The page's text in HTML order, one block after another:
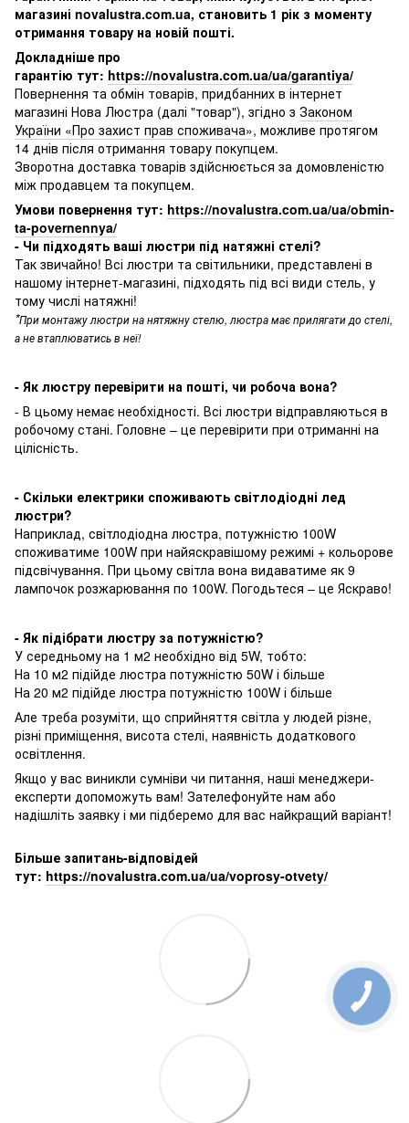
магазині novalustra.com.ua, становить 1 рік з моменту
отримання товару на новій пошті.
Докладніше про
гарантію тут: https://novalustra.com.ua/ua/garantiya/
Повернення та обмін товарів, придбанних в інтернет
магазині Нова Люстра (далі "товар"), згідно з Законом
України «Про захист прав споживача», можливе протягом
14 днів після отримання товару покупцем.
Зворотна доставка товарів здійснюється за домовленістю
між продавцем та покупцем.
Умови повернення тут: https://novalustra.com.ua/ua/obmin-
ta-povernennya/
- Чи підходять ваші люстри під натяжні стелі?
Так звичайно! Всі люстри та світильники, представлені в
нашому інтернет-магазині, підходять під всі види стель, у
тому числі натяжні!
*При монтажу люстри на нятяжну стелю, люстра має прилягати до стелі,
а не втаплюватись в неї!
- Як люстру перевірити на пошті, чи робоча вона?
- В цьому немає необхідності. Всі люстри відправляються в
робочому стані. Головне – це перевірити при отриманні на
цілісність.
- Скільки електрики споживають світлодіодні лед
люстри?
Наприклад, світлодіодна люстра, потужністю 100W
споживатиме 100W при найяскравішому режимі + кольорове
підсвічування. При цьому світла вона видаватиме як 9
лампочок розжарювання по 100W. Погодьтеся – це Яскраво!
- Як підібрати люстру за потужністю?
У середньому на 1 м2 необхідно від 5W, тобто:
На 10 м2 підійде люстра потужністю 50W і більше
На 20 м2 підійде люстра потужністю 100W і більше
Але треба розуміти, що сприйняття світла у людей різне,
різні приміщення, висота стелі, наявність додаткового
освітлення.
Якщо у вас виникли сумніви чи питання, наші менеджери-
експерти допоможуть вам! Зателефонуйте нам або
надішліть заявку і ми підберемо для вас найкращий варіант!
Більше запитань-відповідей
тут: https://novalustra.com.ua/ua/voprosy-otvety/